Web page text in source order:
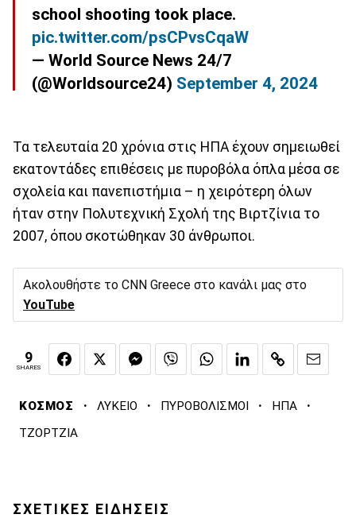
school shooting took place.
pic.twitter.com/psCPvsCqaW
— World Source News 24/7
(@Worldsource24) September 4, 2024
Τα τελευταία 20 χρόνια στις ΗΠΑ έχουν σημειωθεί
εκατοντάδες επιθέσεις με πυροβόλα όπλα μέσα σε
σχολεία και πανεπιστήμια – η χειρότερη όλων
ήταν στην Πολυτεχνική Σχολή της Βιρτζίνια το
2007, όπου σκοτώθηκαν 30 άνθρωποι.
Ακολουθήστε το CNN Greece στο κανάλι μας στο
YouTube
9
SHARES
ΚΟΣΜΟΣ · ΛΥΚΕΙΟ · ΠΥΡΟΒΟΛΙΣΜΟΙ · ΗΠΑ ·
ΤΖΟΡΤΖΙΑ
ΣΧΕΤΙΚΕΣ ΕΙΔΗΣΕΙΣ